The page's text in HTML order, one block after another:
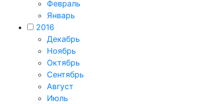
Февраль
Январь
2016
Декабрь
Ноябрь
Октябрь
Сентябрь
Август
Июль